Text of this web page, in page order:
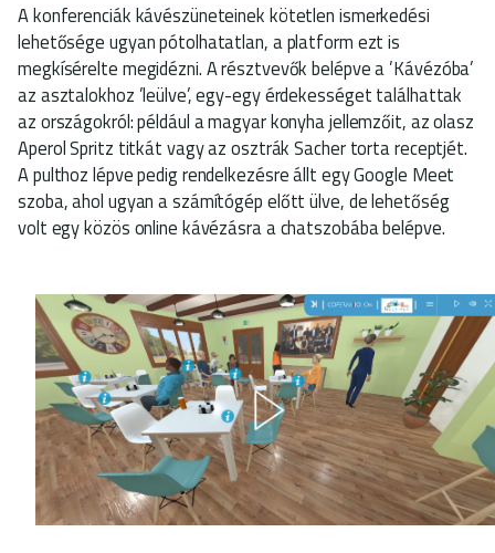
A konferenciák kávészüneteinek kötetlen ismerkedési
lehetősége ugyan pótolhatatlan, a platform ezt is
megkísérelte megidézni. A résztvevők belépve a ’Kávézóba’
az asztalokhoz ’leülve’, egy-egy érdekességet találhattak
az országokról: például a magyar konyha jellemzőit, az olasz
Aperol Spritz titkát vagy az osztrák Sacher torta receptjét.
A pulthoz lépve pedig rendelkezésre állt egy Google Meet
szoba, ahol ugyan a számítógép előtt ülve, de lehetőség
volt egy közös online kávézásra a chatszobába belépve.